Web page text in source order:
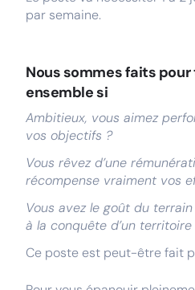
par semaine.
Nous sommes faits
ensemble si
Ambitieux, vous aimez
vos objectifs ?
Vous rêvez d’une
récompense vraiment vos
Vous avez le goût du
à la conquête d’un
Ce poste est peut-être fait